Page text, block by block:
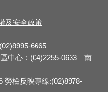
及安全政策
6665
中心：(04)2255-0633 南
勞檢反映專線:(02)8978-